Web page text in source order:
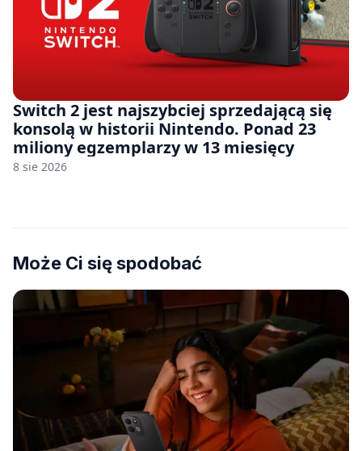
Switch 2 jest najszybciej sprzedającą się
konsolą w historii Nintendo. Ponad 23
miliony egzemplarzy w 13 miesięcy
8 sie 2026
Może Ci się spodobać